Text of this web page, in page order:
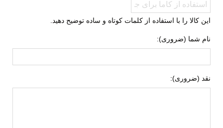
محصول
بزرگ‌تر انتخاب کنید. در غیر این صورت،
این کالا را با استفاده از کلمات کوتاه و ساده توضیح دهید.
نام شما (ضروری):
نقد (ضروری):